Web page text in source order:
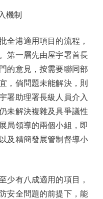
機制
港適用項目的流程，
第一層先由屋宇署首長
的意見，按需要聯同部
，倘問題未能解決，則
署助理署長級人員介入
未解決複雜及具爭議性
局領導的兩個小組，即
及精簡發展管制督導小
有八成適用的項目，
安全問題的前提下，能